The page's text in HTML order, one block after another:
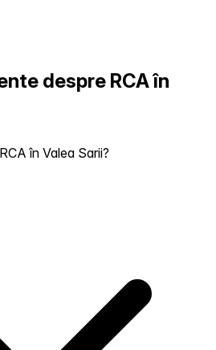
despre RCA în
în Valea Sarii?